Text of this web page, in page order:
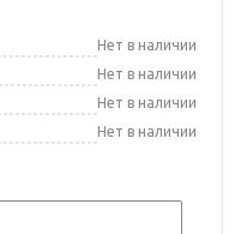
Нет в наличии
Нет в наличии
Нет в наличии
Нет в наличии